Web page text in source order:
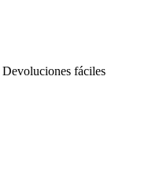
Devoluciones fáciles